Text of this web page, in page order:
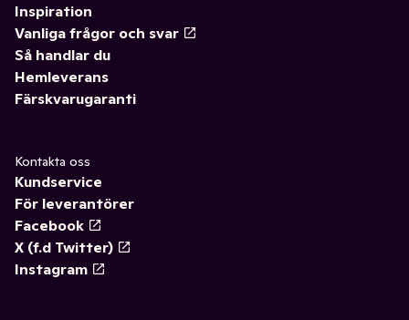
Inspiration
Vanliga frågor och svar
Så handlar du
Hemleverans
Färskvarugaranti
Kontakta oss
Kundservice
För leverantörer
Facebook
X (f.d Twitter)
Instagram